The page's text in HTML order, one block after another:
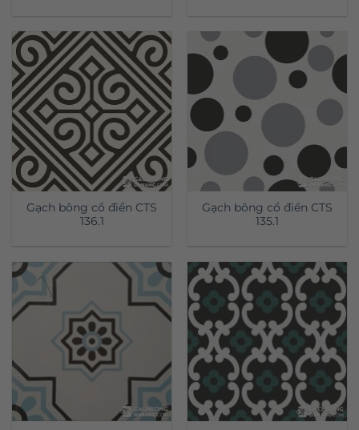
Gạch bông cổ điển CTS
136.1
Gạch bông cổ điển CTS
135.1